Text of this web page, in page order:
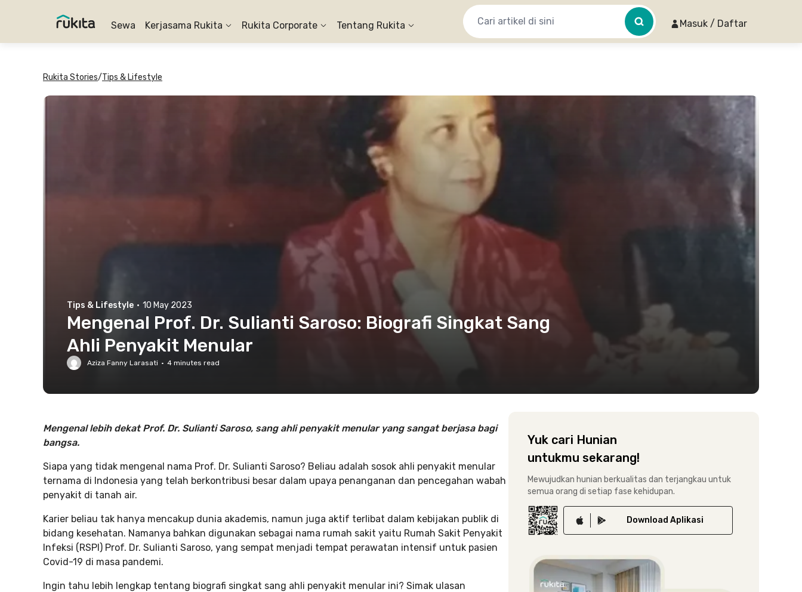
Sewa Kerjasama Rukita Rukita Corporate Tentang Rukita Masuk / Daftar
Rukita Stories/Tips & Lifestyle
Tips & Lifestyle · 10 May 2023
Mengenal Prof. Dr. Sulianti Saroso: Biografi Singkat Sang
Ahli Penyakit Menular
Aziza Fanny Larasati · 4 minutes read
Mengenal lebih dekat Prof. Dr. Sulianti Saroso, sang ahli penyakit menular yang sangat berjasa bagi
bangsa.
Siapa yang tidak mengenal nama Prof. Dr. Sulianti Saroso? Beliau adalah sosok ahli penyakit menular
ternama di Indonesia yang telah berkontribusi besar dalam upaya penanganan dan pencegahan wabah
penyakit di tanah air.
Karier beliau tak hanya mencakup dunia akademis, namun juga aktif terlibat dalam kebijakan publik di
bidang kesehatan. Namanya bahkan digunakan sebagai nama rumah sakit yaitu Rumah Sakit Penyakit
Infeksi (RSPI) Prof. Dr. Sulianti Saroso, yang sempat menjadi tempat perawatan intensif untuk pasien
Covid-19 di masa pandemi.
Ingin tahu lebih lengkap tentang biografi singkat sang ahli penyakit menular ini? Simak ulasan
Yuk cari Hunian
untukmu sekarang!
Mewujudkan hunian berkualitas dan terjangkau untuk
semua orang di setiap fase kehidupan.
Download Aplikasi